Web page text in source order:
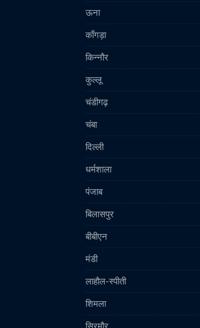
ऊना
काँगड़ा
किन्नौर
कुल्लू
चंडीगढ़
चंबा
दिल्ली
धर्मशाला
पंजाब
बिलासपुर
बीबीएन
मंडी
लाहौल-स्पीती
शिमला